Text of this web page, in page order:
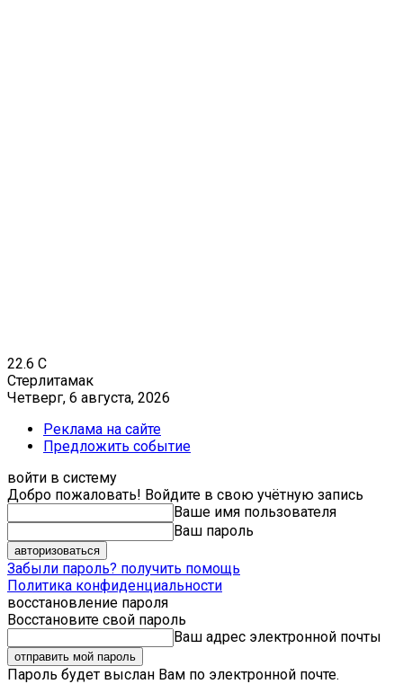
22.6 C
Стерлитамак
Четверг, 6 августа, 2026
Реклама на сайте
Предложить событие
войти в систему
Добро пожаловать! Войдите в свою учётную запись
Ваше имя пользователя
Ваш пароль
Забыли пароль? получить помощь
Политика конфиденциальности
восстановление пароля
Восстановите свой пароль
Ваш адрес электронной почты
Пароль будет выслан Вам по электронной почте.